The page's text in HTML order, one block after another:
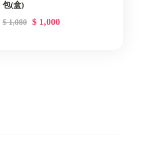
包(盒)
$ 1,080 $ 1,000